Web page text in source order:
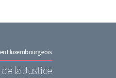
principal
contenu
luxembourgeois
la Justice